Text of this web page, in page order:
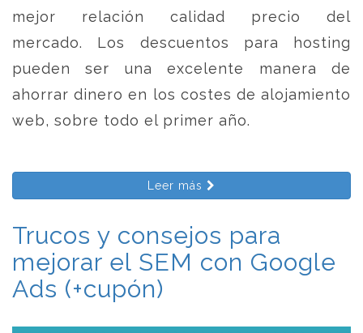
mejor relación calidad precio del
mercado. Los descuentos para hosting
pueden ser una excelente manera de
ahorrar dinero en los costes de alojamiento
web, sobre todo el primer año.
Leer más
Trucos y consejos para
mejorar el SEM con Google
Ads (+cupón)